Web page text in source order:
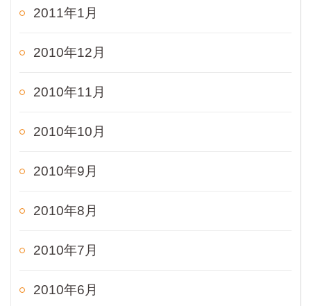
2011年1月
2010年12月
2010年11月
2010年10月
2010年9月
2010年8月
2010年7月
2010年6月